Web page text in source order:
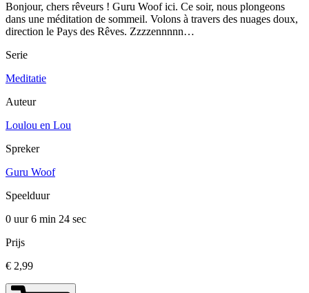
Bonjour, chers rêveurs ! Guru Woof ici. Ce soir, nous plongeons
dans une méditation de sommeil. Volons à travers des nuages doux,
direction le Pays des Rêves. Zzzzennnnn…
Serie
Meditatie
Auteur
Loulou en Lou
Spreker
Guru Woof
Speelduur
0 uur 6 min 24 sec
Prijs
€ 2,99